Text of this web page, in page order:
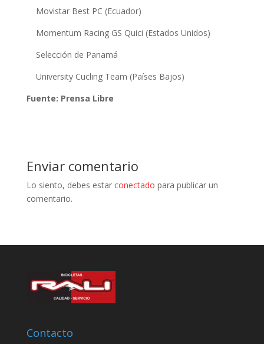
Movistar Best PC (Ecuador)
Momentum Racing GS Quici (Estados Unidos)
Selección de Panamá
University Cucling Team (Países Bajos)
Fuente: Prensa Libre
Enviar comentario
Lo siento, debes estar conectado para publicar un
comentario.
Contacto